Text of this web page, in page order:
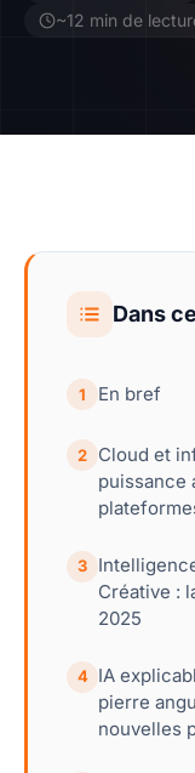
~12 min de
Dans
1 En bref
2
Cloud et
puissance
3
Créative :
2025
4 IA
pierre
nouvelles